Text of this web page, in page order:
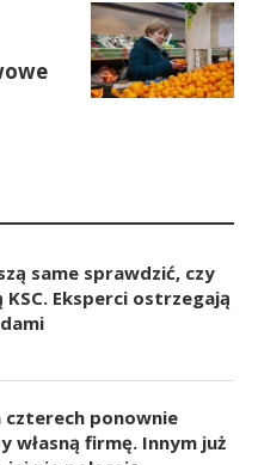
same sprawdzić, czy
KSC. Eksperci ostrzegają
czterech ponownie
własną firmę. Innym już